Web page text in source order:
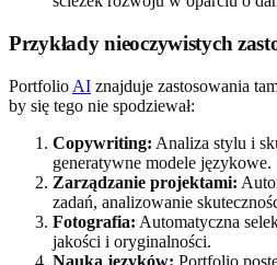
Przykłady nieoczywistych
Portfolio AI znajduje zastosowania
by się tego nie spodziewał:
Copywriting: Analiza stylu i
generatywne modele językowe.
Zarządzanie projektami:
zadań, analizowanie
Fotografia: Automatyczna
jakości i oryginalności.
Nauka języków: Portfolio